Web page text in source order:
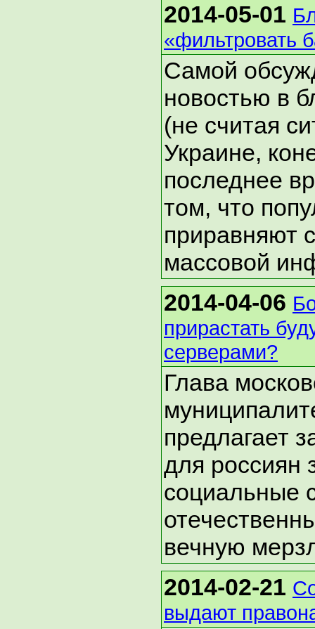
2014-05-01
«фильтровать
Самой
новостью в
(не считая
Украине,
последнее
том, что
приравняют
массовой
2014-04-06
прирастать
серверами?
Глава
предлагает
для россиян
социальные
вечную
2014-02-21
выдают